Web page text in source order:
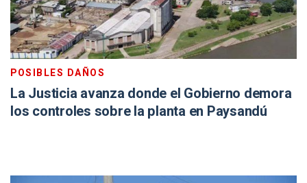
POSIBLES DAÑOS
La Justicia avanza donde el Gobierno demora
los controles sobre la planta en Paysandú